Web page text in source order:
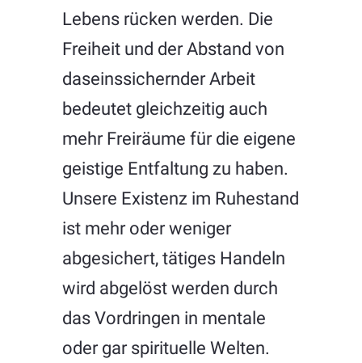
Lebens rücken werden. Die
Freiheit und der Abstand von
daseinssichernder Arbeit
bedeutet gleichzeitig auch
mehr Freiräume für die eigene
geistige Entfaltung zu haben.
Unsere Existenz im Ruhestand
ist mehr oder weniger
abgesichert, tätiges Handeln
wird abgelöst werden durch
das Vordringen in mentale
oder gar spirituelle Welten.